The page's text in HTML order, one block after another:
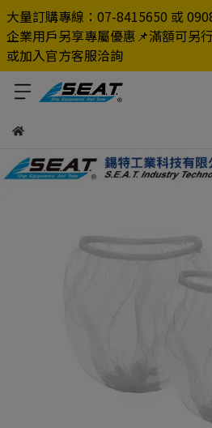
大量訂購專線：07-8415650 或
企業用戶另享專屬優惠📌滿額可另
或加入官方客服洽詢